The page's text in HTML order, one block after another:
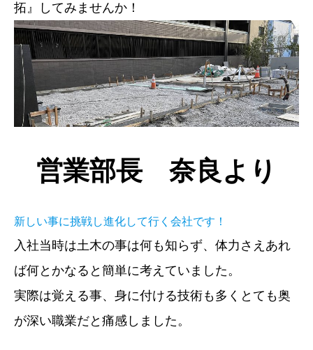
拓』してみませんか！
営業部長 奈良より
新しい事に挑戦し進化して行く会社です！
入社当時は土木の事は何も知らず、体力さえあれ
ば何とかなると簡単に考えていました。
実際は覚える事、身に付ける技術も多くとても奥
が深い職業だと痛感しました。